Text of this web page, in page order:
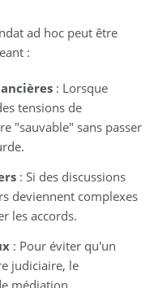
ad hoc peut être
:
: Lorsque
tensions de
"sauvable" sans passer
: Si des discussions
deviennent complexes
les accords.
: Pour éviter qu'un
judiciaire, le
médiation.